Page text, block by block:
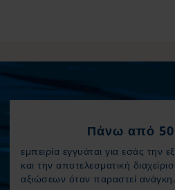
Πάνω από 50
εμπειρία εγγυάται για εσάς την
και την αποτελεσματική
αξιώσεων όταν παραστεί ανάγκη.